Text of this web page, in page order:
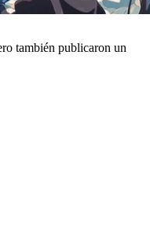
también publicaron un